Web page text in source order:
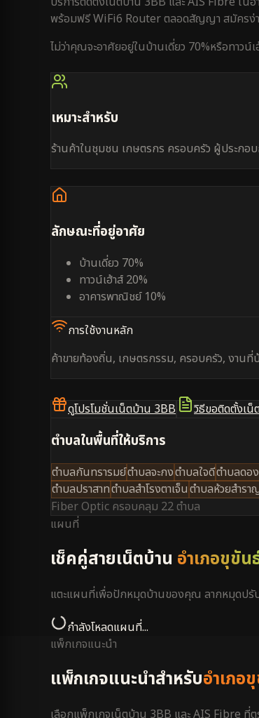
พร้อมฟรี WiFi6 Router ตลอดสัญญา สมัครง่
ไม่ว่าคุณจะอาศัยอยู่ในบ้านเดี่ยว 70%หรือทาวน์
เหมาะสำหรับ
ร้านค้าในชุมชน เกษตรกร ครอบครัว ผู้ประกอ
ลักษณะที่อยู่อาศัย
บ้านเดี่ยว 70%
ทาวน์เฮ้าส์ 20%
อาคารพาณิชย์ 10%
การใช้งานหลัก
ค้าขายท้องถิ่น, เกษตรกรรม, ครอบครัว, งานที่
ดูโปรโมชั่นเน็ตบ้าน 3BB วิธีขอติดตั้งเน็
ตำบลในพื้นที่ให้บริการ
ตำบลกันทรารมย์ตำบลจะกงตำบลใจดีตำบลดอ
ตำบลปราสาทตำบลสำโรงตาเจ็นตำบลห้วยสำรา
Fiber Optic ครอบคลุม 22 ตำบล
แผนที่
เช็คคู่สายเน็ตบ้าน อำเภอขุขัน
แตะแผนที่เพื่อปักหมุดบ้านของคุณ ลากหมุดปรั
กำลังโหลดแผนที่...
แพ็กเกจแนะนำ
แพ็กเกจแนะนำสำหรับอำเภอ
เลือกแพ็กเกจเน็ตบ้าน 3BB และ AIS Fibre